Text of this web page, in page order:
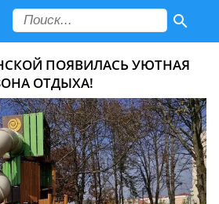
ПОЯВИЛАСЬ УЮТНАЯ
ОТДЫХА!